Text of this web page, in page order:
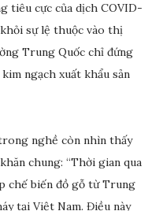
tiêu cực của dịch COVID-
sự lệ thuộc vào thị
Trung Quốc chỉ đứng
ngạch xuất khẩu sản
nghề còn nhìn thấy
chung: “Thời gian qua
chế biến đồ gỗ từ Trung
tại Việt Nam. Điều này